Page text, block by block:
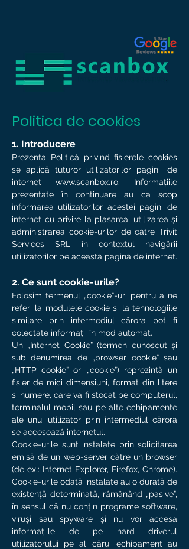
Politica de cookies
1. Introducere
Prezenta Politică privind fișierele cookies
se aplică tuturor utilizatorilor paginii de
internet www.scanbox.ro. Informațiile
prezentate în continuare au ca scop
informarea utilizatorilor acestei pagini de
internet cu privire la plasarea, utilizarea și
administrarea cookie-urilor de către Trivit
Services SRL în contextul navigării
utilizatorilor pe această pagină de internet.
2. Ce sunt cookie-urile?
Folosim termenul „cookie”-uri pentru a ne
referi la modulele cookie și la tehnologiile
similare prin intermediul cărora pot fi
colectate informații în mod automat.
Un „Internet Cookie” (termen cunoscut și
sub denumirea de „browser cookie” sau
„HTTP cookie” ori „cookie”) reprezintă un
fișier de mici dimensiuni, format din litere
și numere, care va fi stocat pe computerul,
terminalul mobil sau pe alte echipamente
ale unui utilizator prin intermediul cărora
se accesează internetul.
Cookie-urile sunt instalate prin solicitarea
emisă de un web-server către un browser
(de ex.: Internet Explorer, Firefox, Chrome).
Cookie-urile odată instalate au o durată de
existență determinată, rămânând „pasive”,
în sensul că nu conțin programe software,
viruși sau spyware și nu vor accesa
informațiile de pe hard driverul
utilizatorului pe al cărui echipament au